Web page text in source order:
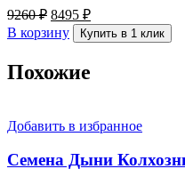
9260₽ 8495 ₽
В корзину
Купить в 1 клик
Похожие
Добавить в избранное
Семена Дыни